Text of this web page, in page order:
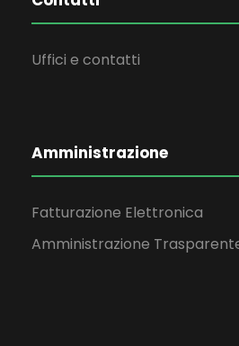
Uffici e contatti
Amministrazione
Fatturazione Elettronica
Amministrazione